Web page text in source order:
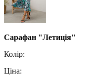
Сарафан "Летиція"
Колір:
Ціна: